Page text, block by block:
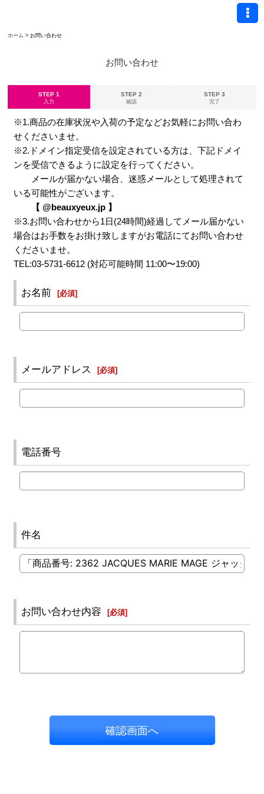
ホーム > お問い合わせ
お問い合わせ
STEP 1
入力
STEP 2
確認
STEP 3
完了
※1.商品の在庫状況や入荷の予定などお気軽にお問い合わ
せくださいませ。
※2.ドメイン指定受信を設定されている方は、下記ドメイ
ンを受信できるように設定を行ってください。
メールが届かない場合、迷惑メールとして処理されて
いる可能性がございます。
【 @beauxyeux.jp 】
※3.お問い合わせから1日(24時間)経過してメール届かない
場合はお手数をお掛け致しますがお電話にてお問い合わせ
くださいませ。
TEL:03-5731-6612 (対応可能時間 11:00〜19:00)
お名前 [必須]
メールアドレス [必須]
電話番号
件名
お問い合わせ内容 [必須]
確認画面へ